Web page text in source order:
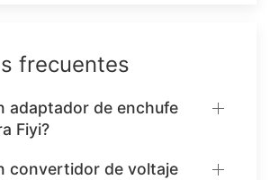
frecuentes
adaptador de enchufe
Fiyi?
convertidor de voltaje